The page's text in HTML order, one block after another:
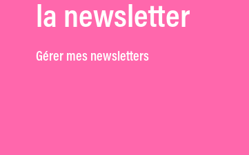
la newsletter
Gérer mes newsletters